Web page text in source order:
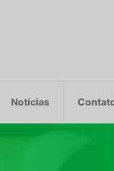
Notícias